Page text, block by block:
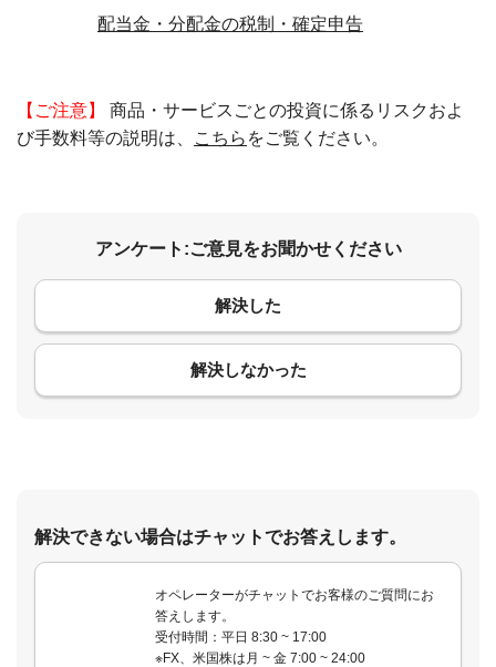
配当金・分配金の税制・確定申告
【ご注意】
商品・サービスごとの投資に係るリスクおよ
び手数料等の説明は、
こちら をご覧ください。
アンケート:ご意見をお聞かせください
解決した
解決しなかった
コメント
解決できない場合はチャットでお答えします。
オペレーターがチャットでお客様のご質問にお
答えします。
受付時間：平日 8:30 ~ 17:00
※FX、米国株は月 ~ 金 7:00 ~ 24:00